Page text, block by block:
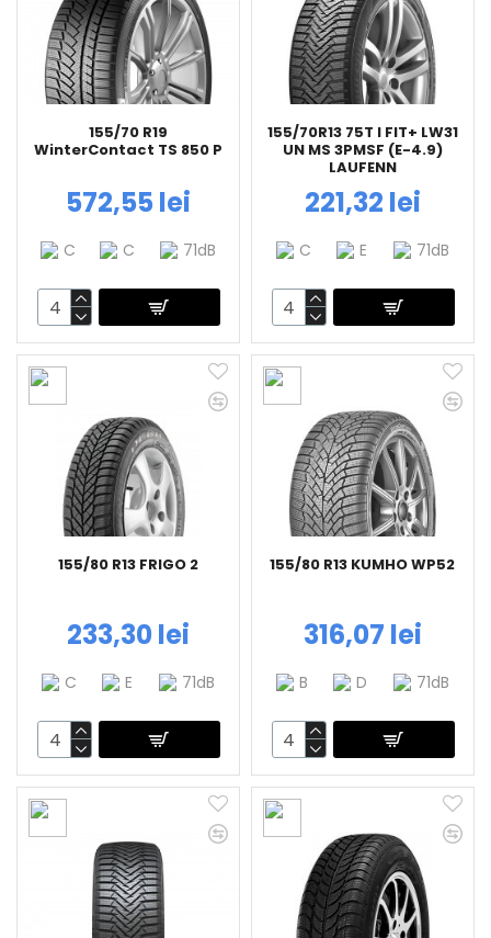
155/70 R19
WinterContact TS 850 P
572,55 lei
C C 71dB
155/70R13 75T I FIT+ LW31
UN MS 3PMSF (E-4.9)
LAUFENN
221,32 lei
C E 71dB
155/80 R13 FRIGO 2
233,30 lei
C E 71dB
155/80 R13 KUMHO WP52
316,07 lei
B D 71dB